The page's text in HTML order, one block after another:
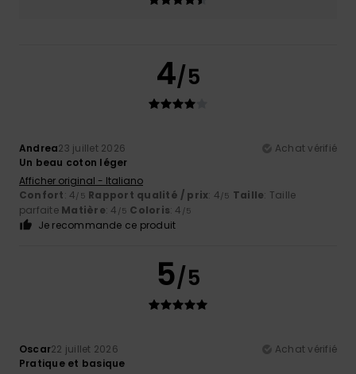
4/5
Andrea23 juillet 2026
Achat vérifié
Un beau coton léger
Afficher original - Italiano
Confort: 4/5 Rapport qualité / prix: 4/5 Taille: Taille
parfaite Matière: 4 /5 Coloris: 4 /5
Je recommande ce produit
5/5
Oscar22 juillet 2026
Achat vérifié
Pratique et basique